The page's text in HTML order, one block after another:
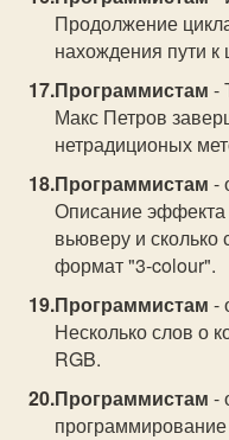
Продолжение
нахождения пути к
Программистам -
Макс Петров
нетрадиционых
Программистам -
Описание эффекта
вьюверу и сколько
формат "3-colour".
Программистам -
Несколько слов о
RGB.
Программистам -